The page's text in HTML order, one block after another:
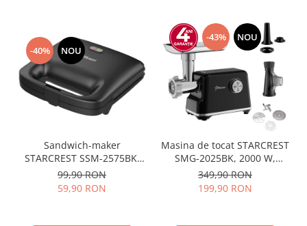
-40% NOU
Sandwich-maker
STARCREST SSM-2575BK,
750 W, Placi cu invelis
ceramic antiaderent,
99,90 RON
59,90 RON
-43% NOU
Masina de tocat STARCREST
SMG-2025BK, 2000 W,
Accesoriu rosii si carnati, 3
site de taiere, Cutit inox,
349,90 RON
199,90 RON